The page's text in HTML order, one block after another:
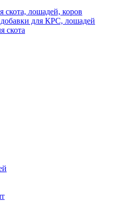
скота, лошадей, коров
для КРС, лошадей
скота